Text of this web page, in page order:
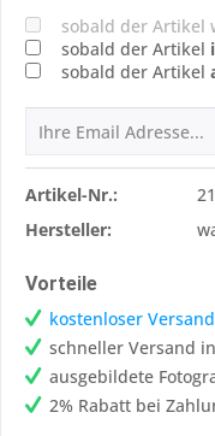
sobald der Artikel
sobald der Artikel
sobald der Artikel
Artikel-Nr.:
Hersteller:
Vorteile
kostenloser
schneller Versand
ausgebildete
2% Rabatt bei